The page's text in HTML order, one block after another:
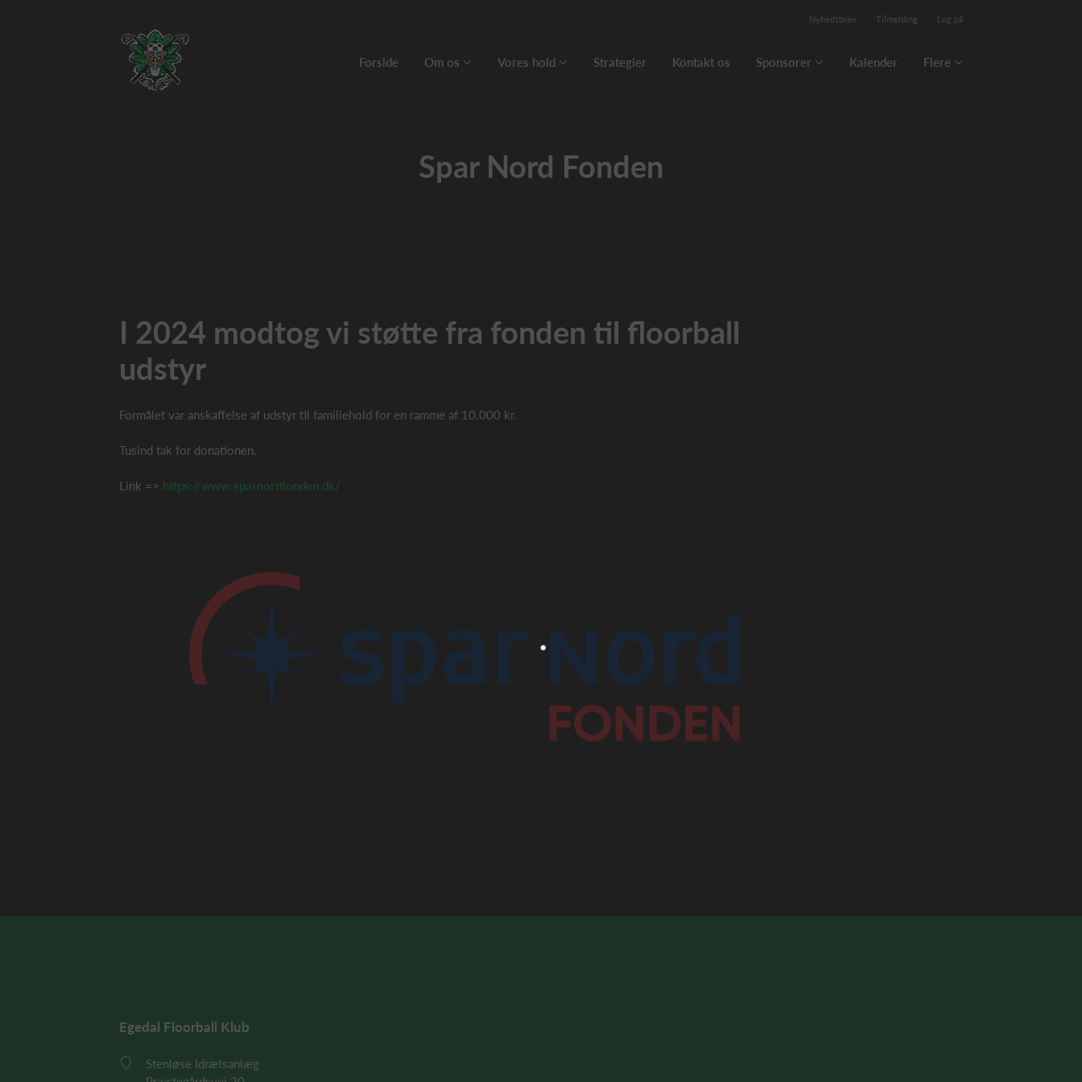
Nyhedsbrev Tilmelding Log på
Forside Om os Vores hold Strategier Kontakt os Sponsorer Kalender Flere
Spar Nord Fonden
I 2024 modtog vi støtte fra fonden til floorball
udstyr
Formålet var anskaffelse af udstyr til familiehold for en ramme af 10.000 kr.
Tusind tak for donationen.
Link => https://www.sparnordfonden.dk/
Egedal Floorball Klub
Stenløse Idrætsanlæg